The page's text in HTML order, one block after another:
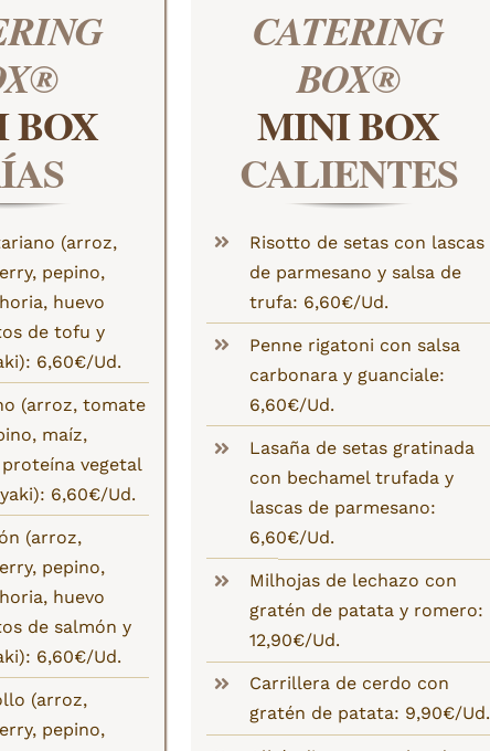
(arroz,
pepino,
huevo
de tofu y
6,60€/Ud.
(arroz, tomate
maíz,
vegetal
6,60€/Ud.
(arroz,
pepino,
huevo
de salmón y
6,60€/Ud.
(arroz,
pepino,
CATERING
BOX®
MINI BOX
CALIENTES
Risotto de setas con lascas
de parmesano y salsa de
trufa: 6,60€/Ud.
Penne rigatoni con salsa
carbonara y guanciale:
6,60€/Ud.
Lasaña de setas gratinada
con bechamel trufada y
lascas de parmesano:
6,60€/Ud.
Milhojas de lechazo con
gratén de patata y romero:
12,90€/Ud.
Carrillera de cerdo con
gratén de patata: 9,90€/Ud.